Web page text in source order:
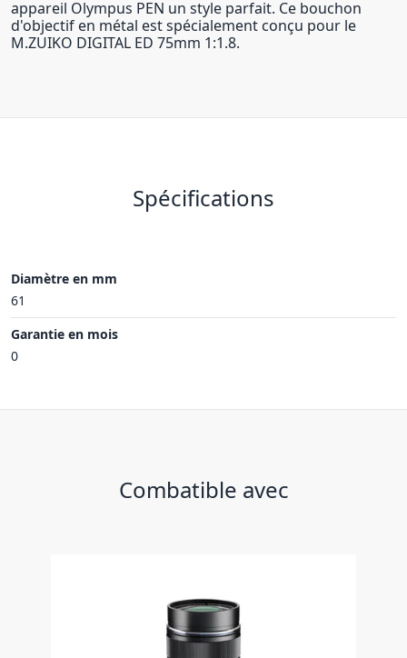
appareil Olympus PEN un style parfait. Ce bouchon
d'objectif en métal est spécialement conçu pour le
M.ZUIKO DIGITAL ED 75mm 1:1.8.
Spécifications
Diamètre en mm
61
Garantie en mois
0
Combatible avec